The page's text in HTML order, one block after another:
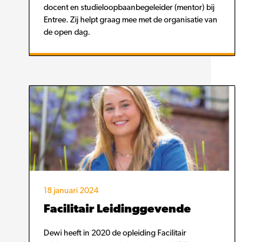
docent en studieloopbaanbegeleider (mentor) bij
Entree. Zij helpt graag mee met de organisatie van
de open dag.
18 januari 2024
Facilitair Leidinggevende
Dewi heeft in 2020 de opleiding Facilitair